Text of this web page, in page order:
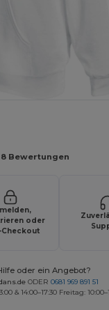
8 Bewertungen
oder
Checkout
oder ein Angebot?
ODER0681 969 891 51
& 14:00–17:30 Freitag: